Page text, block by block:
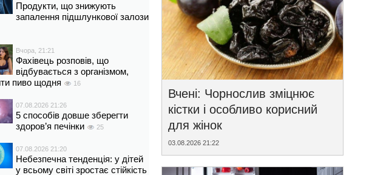
Продукти, що знижують
запалення підшлункової залози
Вчора, 21:21
Фахівець розповів, що
відбувається з організмом,
пиво щодня
16
07.08.2026 21:26
5 способів довше зберегти
здоров’я печінки
25
07.08.2026 21:20
Небезпечна тенденція: у дітей
у всьому світі зростає стійкість
Вчені: Чорнослив зміцнює
кістки і особливо корисний
для жінок
03.08.2026 21:22